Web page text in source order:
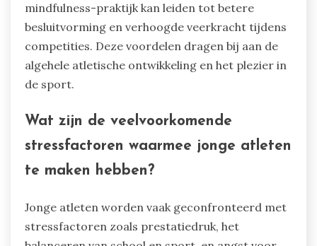
mindfulness-praktijk kan leiden tot betere
besluitvorming en verhoogde veerkracht tijdens
competities. Deze voordelen dragen bij aan de
algehele atletische ontwikkeling en het plezier in
de sport.
Wat zijn de veelvoorkomende
stressfactoren waarmee jonge atleten
te maken hebben?
Jonge atleten worden vaak geconfronteerd met
stressfactoren zoals prestatiedruk, het